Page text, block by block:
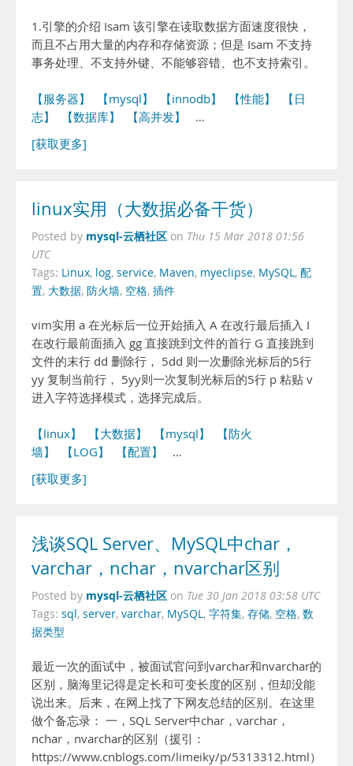
1.引擎的介绍 Isam 该引擎在读取数据方面速度很快，
而且不占用大量的内存和存储资源；但是 Isam 不支持
事务处理、不支持外键、不能够容错、也不支持索引。
【服务器】 【mysql】 【innodb】 【性能】
【日
志】
【数据库】 【高并发】
…
[获取更多]
linux实用（大数据必备干货）
Posted by mysql-云栖社区 on Thu 15 Mar 2018 01:56
UTC
Tags: Linux, log, service, Maven, myeclipse, MySQL, 配
置, 大数据, 防火墙, 空格, 插件
vim实用 a 在光标后一位开始插入 A 在改行最后插入 I
在改行最前面插入 gg 直接跳到文件的首行 G 直接跳到
文件的末行 dd 删除行， 5dd 则一次删除光标后的5行
yy 复制当前行， 5yy则一次复制光标后的5行 p 粘贴 v
进入字符选择模式，选择完成后。
【linux】 【大数据】 【mysql】
【防火
墙】
【LOG】 【配置】
…
[获取更多]
浅谈SQL Server、MySQL中char，
varchar，nchar，nvarchar区别
Posted by mysql-云栖社区 on Tue 30 Jan 2018 03:58 UTC
Tags: sql, server, varchar, MySQL, 字符集, 存储, 空格, 数
据类型
最近一次的面试中，被面试官问到varchar和nvarchar的
区别，脑海里记得是定长和可变长度的区别，但却没能
说出来。后来，在网上找了下网友总结的区别。在这里
做个备忘录： 一，SQL Server中char，varchar，
nchar，nvarchar的区别（援引：
https://www.cnblogs.com/limeiky/p/5313312.html）